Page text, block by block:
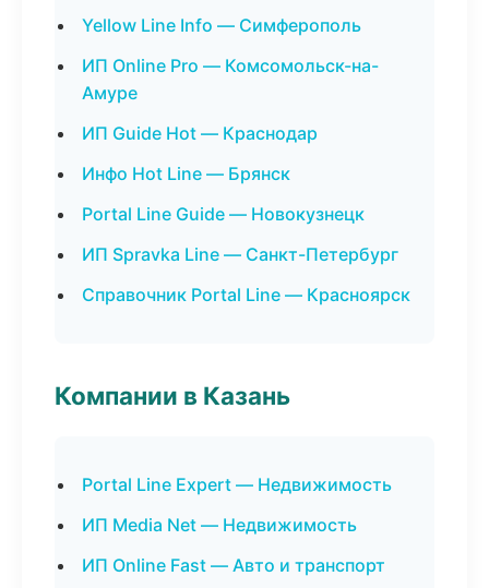
Yellow Line Info — Симферополь
ИП Online Pro — Комсомольск-на-
Амуре
ИП Guide Hot — Краснодар
Инфо Hot Line — Брянск
Portal Line Guide — Новокузнецк
ИП Spravka Line — Санкт-Петербург
Справочник Portal Line — Красноярск
Компании в Казань
Portal Line Expert — Недвижимость
ИП Media Net — Недвижимость
ИП Online Fast — Авто и транспорт